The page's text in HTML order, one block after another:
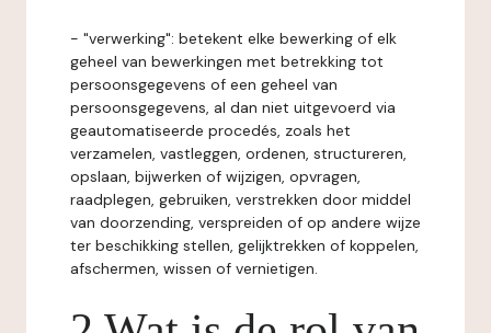
- "verwerking": betekent elke bewerking of elk
geheel van bewerkingen met betrekking tot
persoonsgegevens of een geheel van
persoonsgegevens, al dan niet uitgevoerd via
geautomatiseerde procedés, zoals het
verzamelen, vastleggen, ordenen, structureren,
opslaan, bijwerken of wijzigen, opvragen,
raadplegen, gebruiken, verstrekken door middel
van doorzending, verspreiden of op andere wijze
ter beschikking stellen, gelijktrekken of koppelen,
afschermen, wissen of vernietigen.